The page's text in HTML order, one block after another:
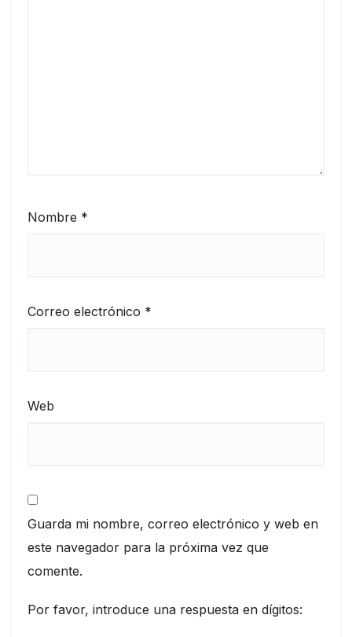
Nombre *
Correo electrónico *
Web
Guarda mi nombre, correo electrónico y web en
este navegador para la próxima vez que
comente.
Por favor, introduce una respuesta en dígitos: